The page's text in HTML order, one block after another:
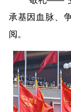
承基因血脉、
阅。